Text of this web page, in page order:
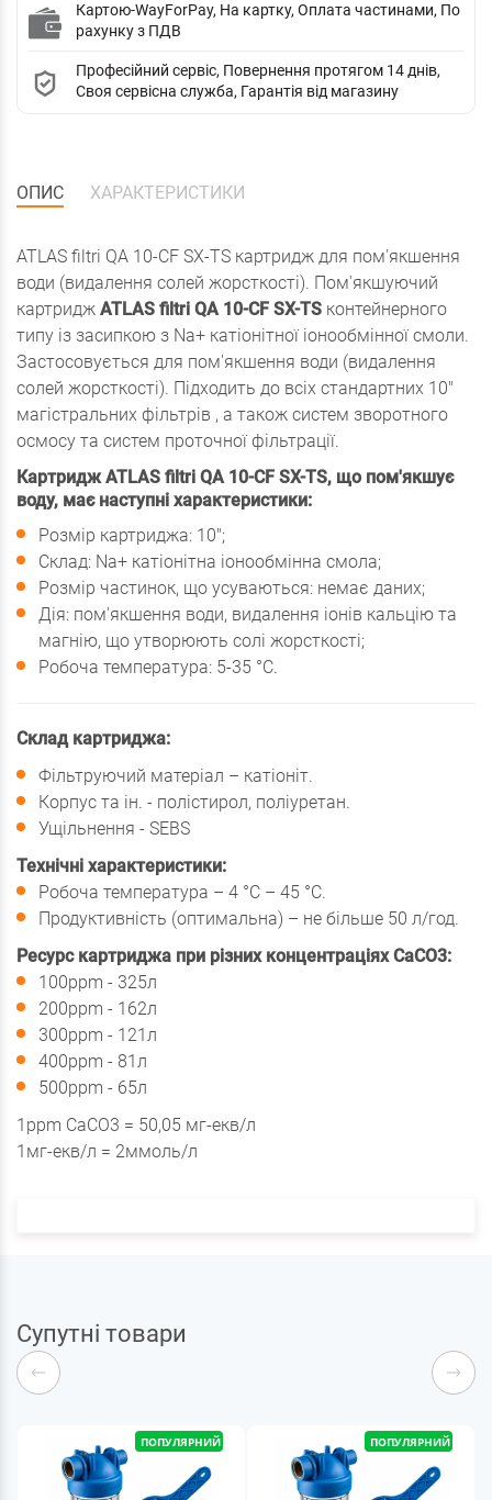
Картою-WayForPay, На картку, Оплата частинами, По
рахунку з ПДВ
Професійний сервіс, Повернення протягом 14 днів,
Своя сервісна служба, Гарантія від магазину
ОПИС ХАРАКТЕРИСТИКИ
ATLAS filtri QA 10-CF SX-TS картридж для пом'якшення
води (видалення солей жорсткості). Пом'якшуючий
картридж ATLAS filtri QA 10-CF SX-TS контейнерного
типу із засипкою з Na+ катіонітної іонообмінної смоли.
Застосовується для пом'якшення води (видалення
солей жорсткості). Підходить до всіх стандартних 10"
магістральних фільтрів , а також систем зворотного
осмосу та систем проточної фільтрації.
Картридж ATLAS filtri QA 10-CF SX-TS, що пом'якшує
воду, має наступні характеристики:
Розмір картриджа: 10";
Склад: Na+ катіонітна іонообмінна смола;
Розмір частинок, що усуваються: немає даних;
Дія: пом'якшення води, видалення іонів кальцію та
магнію, що утворюють солі жорсткості;
Робоча температура: 5-35 °С.
Склад картриджа:
Фільтруючий матеріал – катіоніт.
Корпус та ін. - полістирол, поліуретан.
Ущільнення - SEBS
Технічні характеристики:
Робоча температура – 4 °С – 45 °С.
Продуктивність (оптимальна) – не більше 50 л/год.
Ресурс картриджа при різних концентраціях CaCO3:
100ppm - 325л
200ppm - 162л
300ppm - 121л
400ppm - 81л
500ppm - 65л
1ppm CaCO3 = 50,05 мг-екв/л
1мг-екв/л = 2ммоль/л
Супутні товари
ПОПУЛЯРНИЙ ПОПУЛЯРНИЙ